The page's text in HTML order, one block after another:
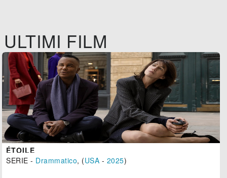
ULTIMI FILM
ÉTOILE
SERIE - Drammatico, (USA - 2025)